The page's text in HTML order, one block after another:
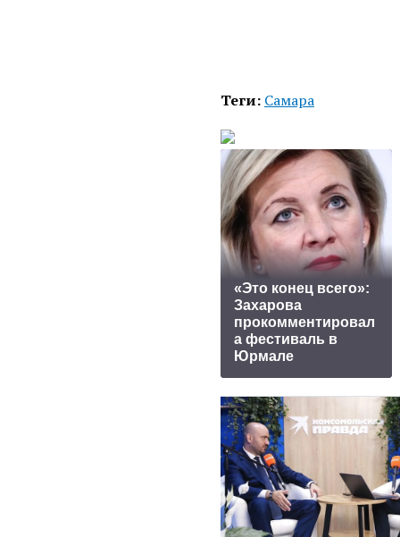
Теги: Самара
«Это конец всего»:
Захарова
прокомментировал
а фестиваль в
Юрмале